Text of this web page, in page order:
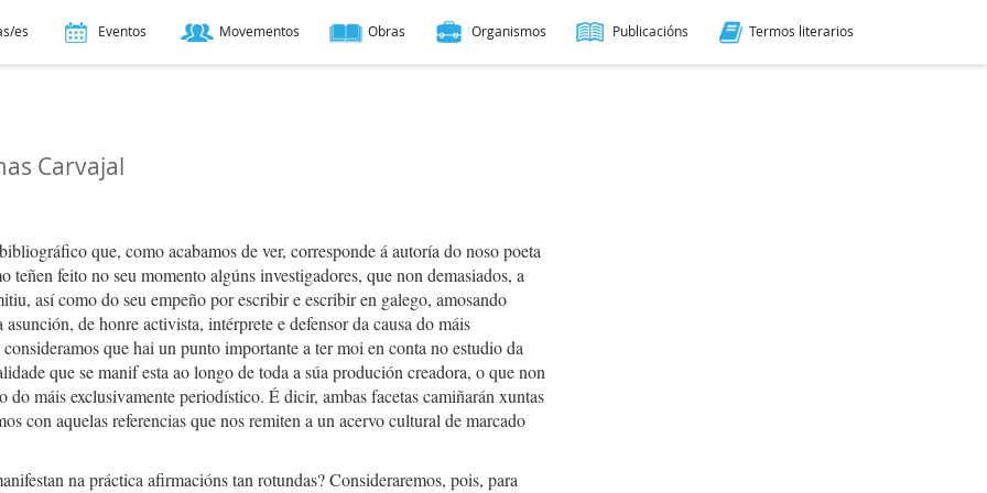
es Eventos Movementos Obras Organismos Publicacións Termos literarios
Carvajal
que, como acabamos de ver, corresponde á autoría do noso poeta
feito no seu momento algúns investigadores, que non demasiados, a
así como do seu empeño por escribir e escribir en galego, amosando
de honre activista, intérprete e defensor da causa do máis
que hai un punto importante a ter moi en conta no estudio da
que se manif esta ao longo de toda a súa produción creadora, o que non
máis exclusivamente periodístico. É dicir, ambas facetas camiñarán xuntas
con aquelas referencias que nos remiten a un acervo cultural de marcado
na práctica afirmacións tan rotundas? Consideraremos, pois, para